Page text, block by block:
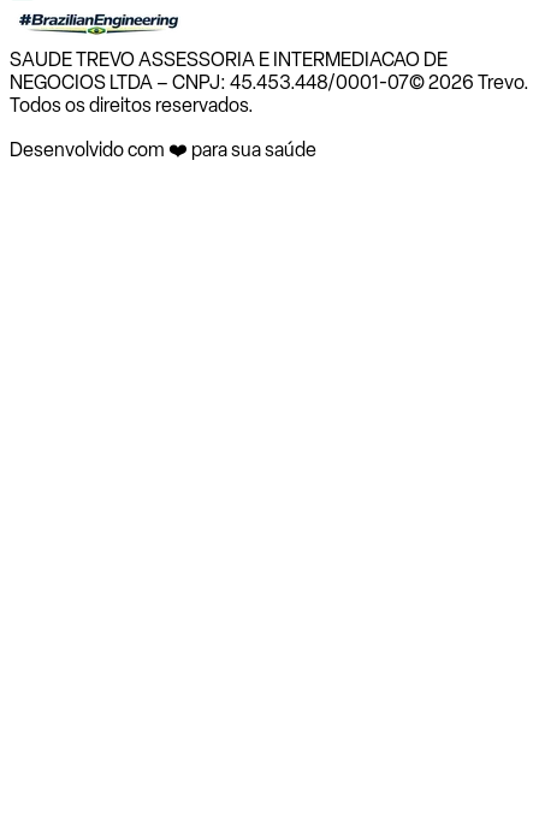
SAUDE TREVO ASSESSORIA E INTERMEDIACAO DE
NEGOCIOS LTDA – CNPJ: 45.453.448/0001-07© 2026 Trevo.
Todos os direitos reservados.
Desenvolvido com ❤️ para sua saúde